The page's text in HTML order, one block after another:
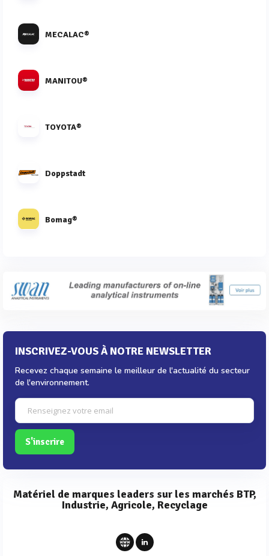
MECALAC®
MANITOU®
TOYOTA®
Doppstadt
Bomag®
INSCRIVEZ-VOUS À NOTRE NEWSLETTER
Recevez chaque semaine le meilleur de l'actualité du secteur
de l'environnement.
S'inscrire
Matériel de marques leaders sur les marchés BTP,
Industrie, Agricole, Recyclage